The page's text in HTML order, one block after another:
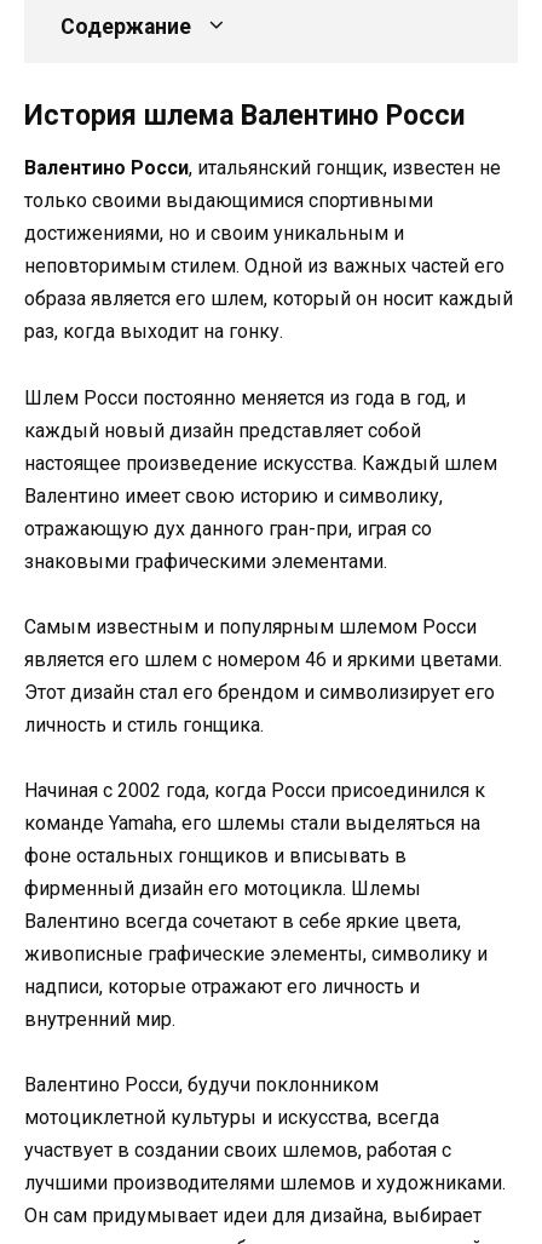
Содержание
История шлема Валентино Росси
Валентино Росси, итальянский гонщик, известен не
только своими выдающимися спортивными
достижениями, но и своим уникальным и
неповторимым стилем. Одной из важных частей его
образа является его шлем, который он носит каждый
раз, когда выходит на гонку.
Шлем Росси постоянно меняется из года в год, и
каждый новый дизайн представляет собой
настоящее произведение искусства. Каждый шлем
Валентино имеет свою историю и символику,
отражающую дух данного гран-при, играя со
знаковыми графическими элементами.
Самым известным и популярным шлемом Росси
является его шлем с номером 46 и яркими цветами.
Этот дизайн стал его брендом и символизирует его
личность и стиль гонщика.
Начиная с 2002 года, когда Росси присоединился к
команде Yamaha, его шлемы стали выделяться на
фоне остальных гонщиков и вписывать в
фирменный дизайн его мотоцикла. Шлемы
Валентино всегда сочетают в себе яркие цвета,
живописные графические элементы, символику и
надписи, которые отражают его личность и
внутренний мир.
Валентино Росси, будучи поклонником
мотоциклетной культуры и искусства, всегда
участвует в создании своих шлемов, работая с
лучшими производителями шлемов и художниками.
Он сам придумывает идеи для дизайна, выбирает